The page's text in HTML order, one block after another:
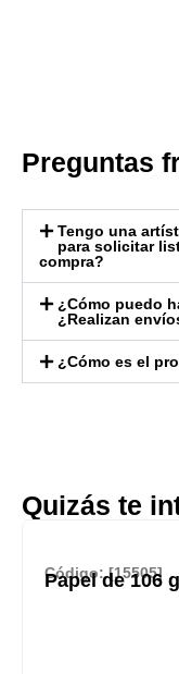
Preguntas
Tengo una
para solicitar
compra?
¿Cómo puedo
¿Realizan
¿Cómo es el
Quizás te
Código: [15505]
Papel de 106